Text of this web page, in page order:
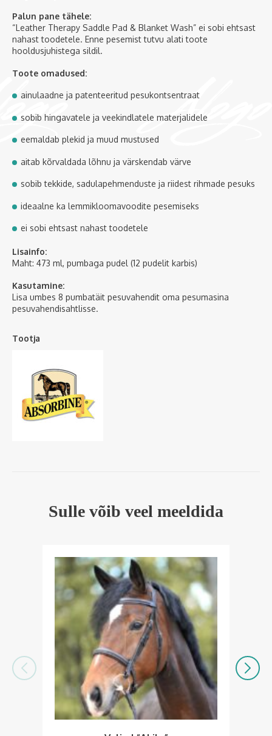
Palun pane tähele:
“Leather Therapy Saddle Pad & Blanket Wash” ei sobi ehtsast
nahast toodetele. Enne pesemist tutvu alati toote
hooldusjuhistega sildil.
Toote omadused:
ainulaadne ja patenteeritud pesukontsentraat
sobib hingavatele ja veekindlatele materjalidele
eemaldab plekid ja muud mustused
aitab kõrvaldada lõhnu ja värskendab värve
sobib tekkide, sadulapehmenduste ja riidest rihmade pesuks
ideaalne ka lemmikloomavoodite pesemiseks
ei sobi ehtsast nahast toodetele
Lisainfo:
Maht: 473 ml, pumbaga pudel (12 pudelit karbis)
Kasutamine:
Lisa umbes 8 pumbatäit pesuvahendit oma pesumasina
pesuvahendisahtlisse.
Tootja
Sulle võib veel meeldida